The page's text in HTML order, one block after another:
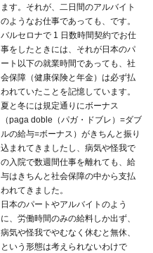
ます。それが、二日間のアルバイト
のようなお仕事であっても、です。
バルセロナで 1 日数時間契約でお仕
事をしたときには、それが日本のパ
ート以下の就業時間であっても、社
会保障（健康保険と年金）は必ず払
われていたことを記憶しています。
夏と冬には規定通りにボーナス
（paga doble（パガ・ドブレ）=ダブ
ルの給与=ボーナス）がきちんと振り
込まれてきましたし、病気や怪我で
の入院で数週間仕事を離れても、給
与はきちんと社会保障の中から支払
われてきました。
日本のパートやアルバイトのよう
に、労働時間のみの給料しか出ず、
病気や怪我でやむなく休むと無休、
という形態は考えられないわけで